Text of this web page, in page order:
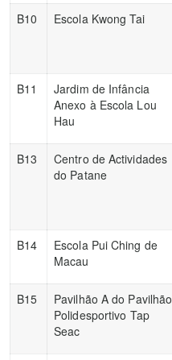
B10 Escola Kwong Tai
B11
Jardim de Infância
Anexo à Escola Lou
Hau
B13
Centro de Actividades
do Patane
B14
Escola Pui Ching de
Macau
B15
Pavilhão A do Pavilhão
Polidesportivo Tap
Seac